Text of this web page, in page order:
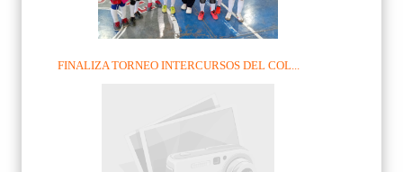
FINALIZA TORNEO INTERCURSOS DEL COL...